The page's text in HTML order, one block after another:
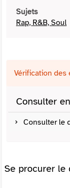
Sujets
Rap, R&B, Soul
Vérification des
Consulter
Consulter le
Se procurer le